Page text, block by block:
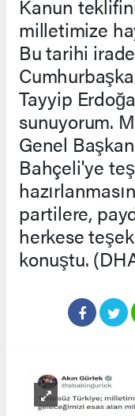
Kanun
milletimize
Bu tarihi
Tayyip
sunuyorum.
Genel
Bahçeli'ye
partilere,
herkese
konuştu.